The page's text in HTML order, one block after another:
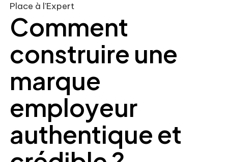
Place à l'Expert
Comment
construire une
marque
employeur
authentique et